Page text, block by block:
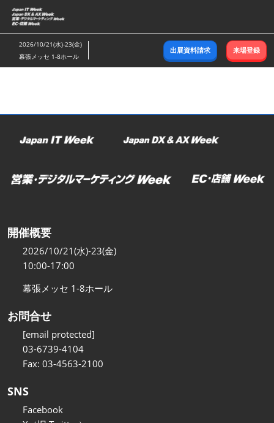
ス
キ
ッ
し
む
2026/10/21(水)-23(金)
幕張メッセ 1-8ホール
出展資料請求 来場登録
開催概要
2026/10/21(水)-23(金)
10:00-17:00
幕張メッセ 1-8ホール
お問合せ
[email protected]
03-6739-4104
Fax: 03-4563-2100
SNS
Facebook